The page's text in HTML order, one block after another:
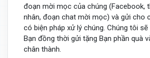
đoạn mời mọc của chúng (Facebook,
nhân, đoạn chat mời mọc) và gửi cho
có biện pháp xử lý chúng. Chúng tôi
Bạn đồng thời gửi tặng Bạn phần quà
chân thành.